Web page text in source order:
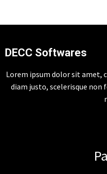
DECC Softwares
Lorem ipsum dolor sit amet,
diam justo, scelerisque